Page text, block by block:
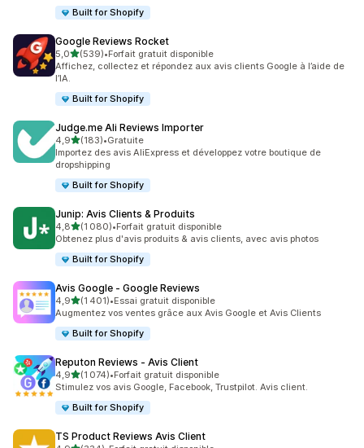
Built for Shopify
Google Reviews Rocket
5,0étoile(s) sur 5
(539)
539 avis au total
•Forfait gratuit disponible
Affichez, collectez et répondez aux avis clients Google à l’aide de
l’IA.
Built for Shopify
Judge.me Ali Reviews Importer
4,9étoile(s) sur 5
(183)
183 avis au total
•Gratuite
Importez des avis AliExpress et développez votre boutique de
dropshipping
Built for Shopify
Junip: Avis Clients & Produits
4,8étoile(s) sur 5
(1 080)
1080 avis au total
•Forfait gratuit disponible
Obtenez plus d'avis produits & avis clients, avec avis photos
Built for Shopify
Avis Google ‑ Google Reviews
4,9étoile(s) sur 5
(1 401)
1401 avis au total
•Essai gratuit disponible
Augmentez vos ventes grâce aux Avis Google et Avis Clients
Built for Shopify
Reputon Reviews ‑ Avis Client
4,9étoile(s) sur 5
(1 074)
1074 avis au total
•Forfait gratuit disponible
Stimulez vos avis Google, Facebook, Trustpilot. Avis client.
Built for Shopify
TS Product Reviews Avis Client